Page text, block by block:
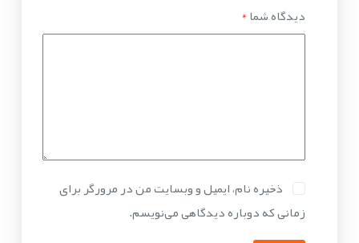
دیدگاه شما*
ذخیره نام، ایمیل و وبسایت من در مرورگر برای
زمانی که دوباره دیدگاهی می‌نویسم.